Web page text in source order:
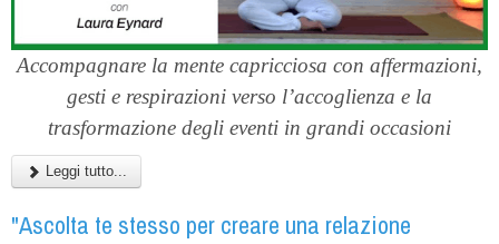
Accompagnare la mente capricciosa con affermazioni,
gesti e respirazioni verso l’accoglienza e la
trasformazione degli eventi in grandi occasioni
Leggi tutto...
"Ascolta te stesso per creare una relazione